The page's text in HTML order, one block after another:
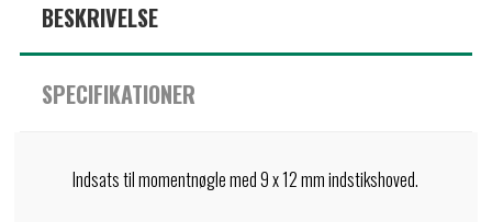
BESKRIVELSE
SPECIFIKATIONER
Indsats til momentnøgle med 9 x 12 mm indstikshoved.